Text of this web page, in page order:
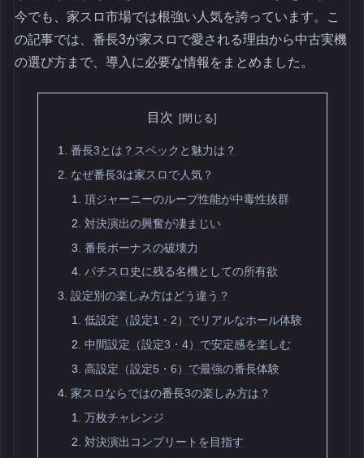
今でも、家スロ市場では根強い人気を誇っています。こ
の記事では、番長3が家スロで愛される理由から中古実機
の選び方まで、導入に必要な情報をまとめました。
目次
番長3とは？スペックと魅力は？
なぜ番長3は家スロで人気？
頂ジャーニーのループ性能が中毒性抜群
対決演出の興奮が凄まじい
番長ボーナスの破壊力
パチスロ史に残る名機としての所有欲
設定別の楽しみ方はどう違う？
低設定（設定1・2）でリアルなホール体験
中間設定（設定3・4）で安定感を楽しむ
高設定（設定5・6）で最強の番長体験
家スロならではの番長3の楽しみ方は？
万枚チャレンジ
対決演出コンプリートを目指す